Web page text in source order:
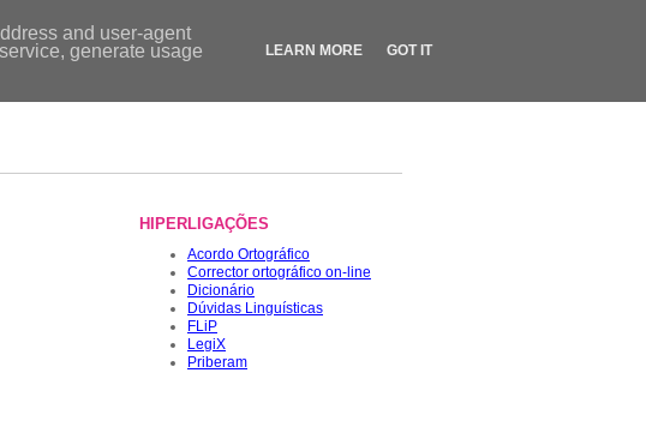
HIPERLIGAÇÕES
Acordo Ortográfico
Corrector ortográfico on-line
Dicionário
Dúvidas Linguísticas
FLiP
LegiX
Priberam
and user-agent
generate usage
LEARN MORE GOT IT